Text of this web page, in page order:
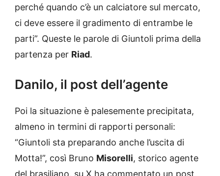
perché quando c’è un calciatore sul mercato,
ci deve essere il gradimento di entrambe le
parti”. Queste le parole di Giuntoli prima della
partenza per Riad.
Danilo, il post dell’agente
Poi la situazione è palesemente precipitata,
almeno in termini di rapporti personali:
“Giuntoli sta preparando anche l’uscita di
Motta!”, così Bruno Misorelli, storico agente